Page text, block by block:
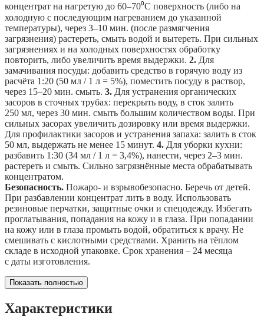
концентрат на нагретую до 60–70⁰С поверхность (либо на
холодную с последующим нагреванием до указанной
температуры), через 3–10 мин. (после размягчения
загрязнения) растереть, смыть водой и вытереть. При сильных
загрязнениях и на холодных поверхностях обработку
повторить, либо увеличить время выдержки. 2. Для
замачивания посуды: добавить средство в горячую воду из
расчёта 1:20 (50 мл / 1 л = 5%), поместить посуду в раствор,
через 15–20 мин. смыть. 3. Для устранения органических
засоров в сточных трубах: перекрыть воду, в сток залить
250 мл, через 30 мин. смыть большим количеством воды. При
сильных засорах увеличить дозировку или время выдержки.
Для профилактики засоров и устранения запаха: залить в сток
50 мл, выдержать не менее 15 минут. 4. Для уборки кухни:
разбавить 1:30 (34 мл / 1 л = 3,4%), нанести, через 2–3 мин.
растереть и смыть. Сильно загрязнённые места обрабатывать
концентратом.
Безопасность. Пожаро- и взрывобезопасно. Беречь от детей.
При разбавлении концентрат лить в воду. Использовать
резиновые перчатки, защитные очки и спецодежду. Избегать
проглатывания, попадания на кожу и в глаза. При попадании
на кожу или в глаза промыть водой, обратиться к врачу. Не
смешивать с кислотными средствами. Хранить на тёплом
складе в исходной упаковке. Срок хранения – 24 месяца
с даты изготовления.
Показать полностью
Характеристики